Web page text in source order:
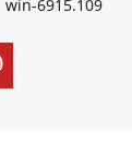
win-6915.109